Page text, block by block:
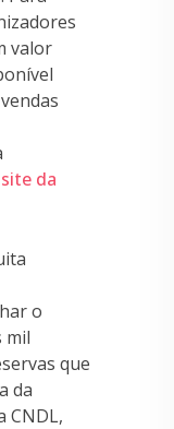
valor
site da
o
mil
que
da
CNDL,